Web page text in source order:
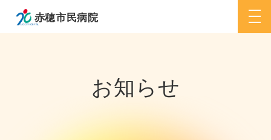
お知らせ